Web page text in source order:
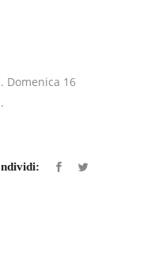
Domenica 16